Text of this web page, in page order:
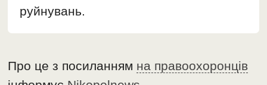
руйнувань.
Про це з посиланням на правоохоронців